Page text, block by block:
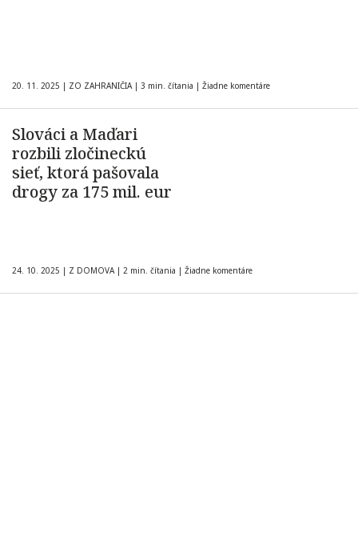
20. 11. 2025 | ZO ZAHRANIČIA | 3 min. čítania | Žiadne komentáre
Slováci a Maďari
rozbili zločineckú
sieť, ktorá pašovala
drogy za 175 mil. eur
24. 10. 2025 | Z DOMOVA | 2 min. čítania | Žiadne komentáre